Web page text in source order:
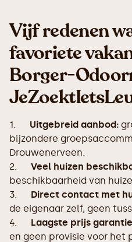
Vijf redenen
favoriete
Borger-
1. Uitgebreid aanbod:
bijzondere
Drouwenerveen.
2. Veel huizen
beschikbaarheid van
3. Direct contact met
de eigenaar zelf, geen
4. Laagste prijs
en geen provisie voor het